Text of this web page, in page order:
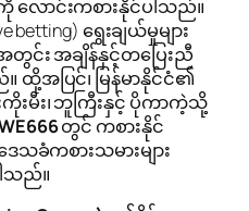
လောင်းကစားနိုင်ပါသည်။
ရွေးချယ်မှုများ
င်း အချိန်နှင့်တပြေးညီ
ထို့အပြင်၊ မြန်မာနိုင်ငံ၏
ကိုးမီး၊ ဘူကြီးနှင့် ပိုကာကဲ့သို့
တွင် ကစားနိုင်
သခံကစားသမားများ
သည်။